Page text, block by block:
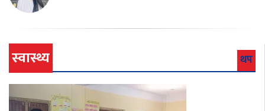
स्वास्थ्य थप